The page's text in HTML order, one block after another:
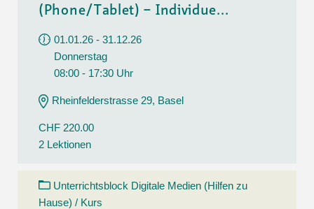
(Phone/Tablet) – Individue...
01.01.26 - 31.12.26
Donnerstag
08:00 - 17:30 Uhr
Rheinfelderstrasse 29, Basel
CHF 220.00
2 Lektionen
Unterrichtsblock Digitale Medien (Hilfen zu
Hause) / Kurs